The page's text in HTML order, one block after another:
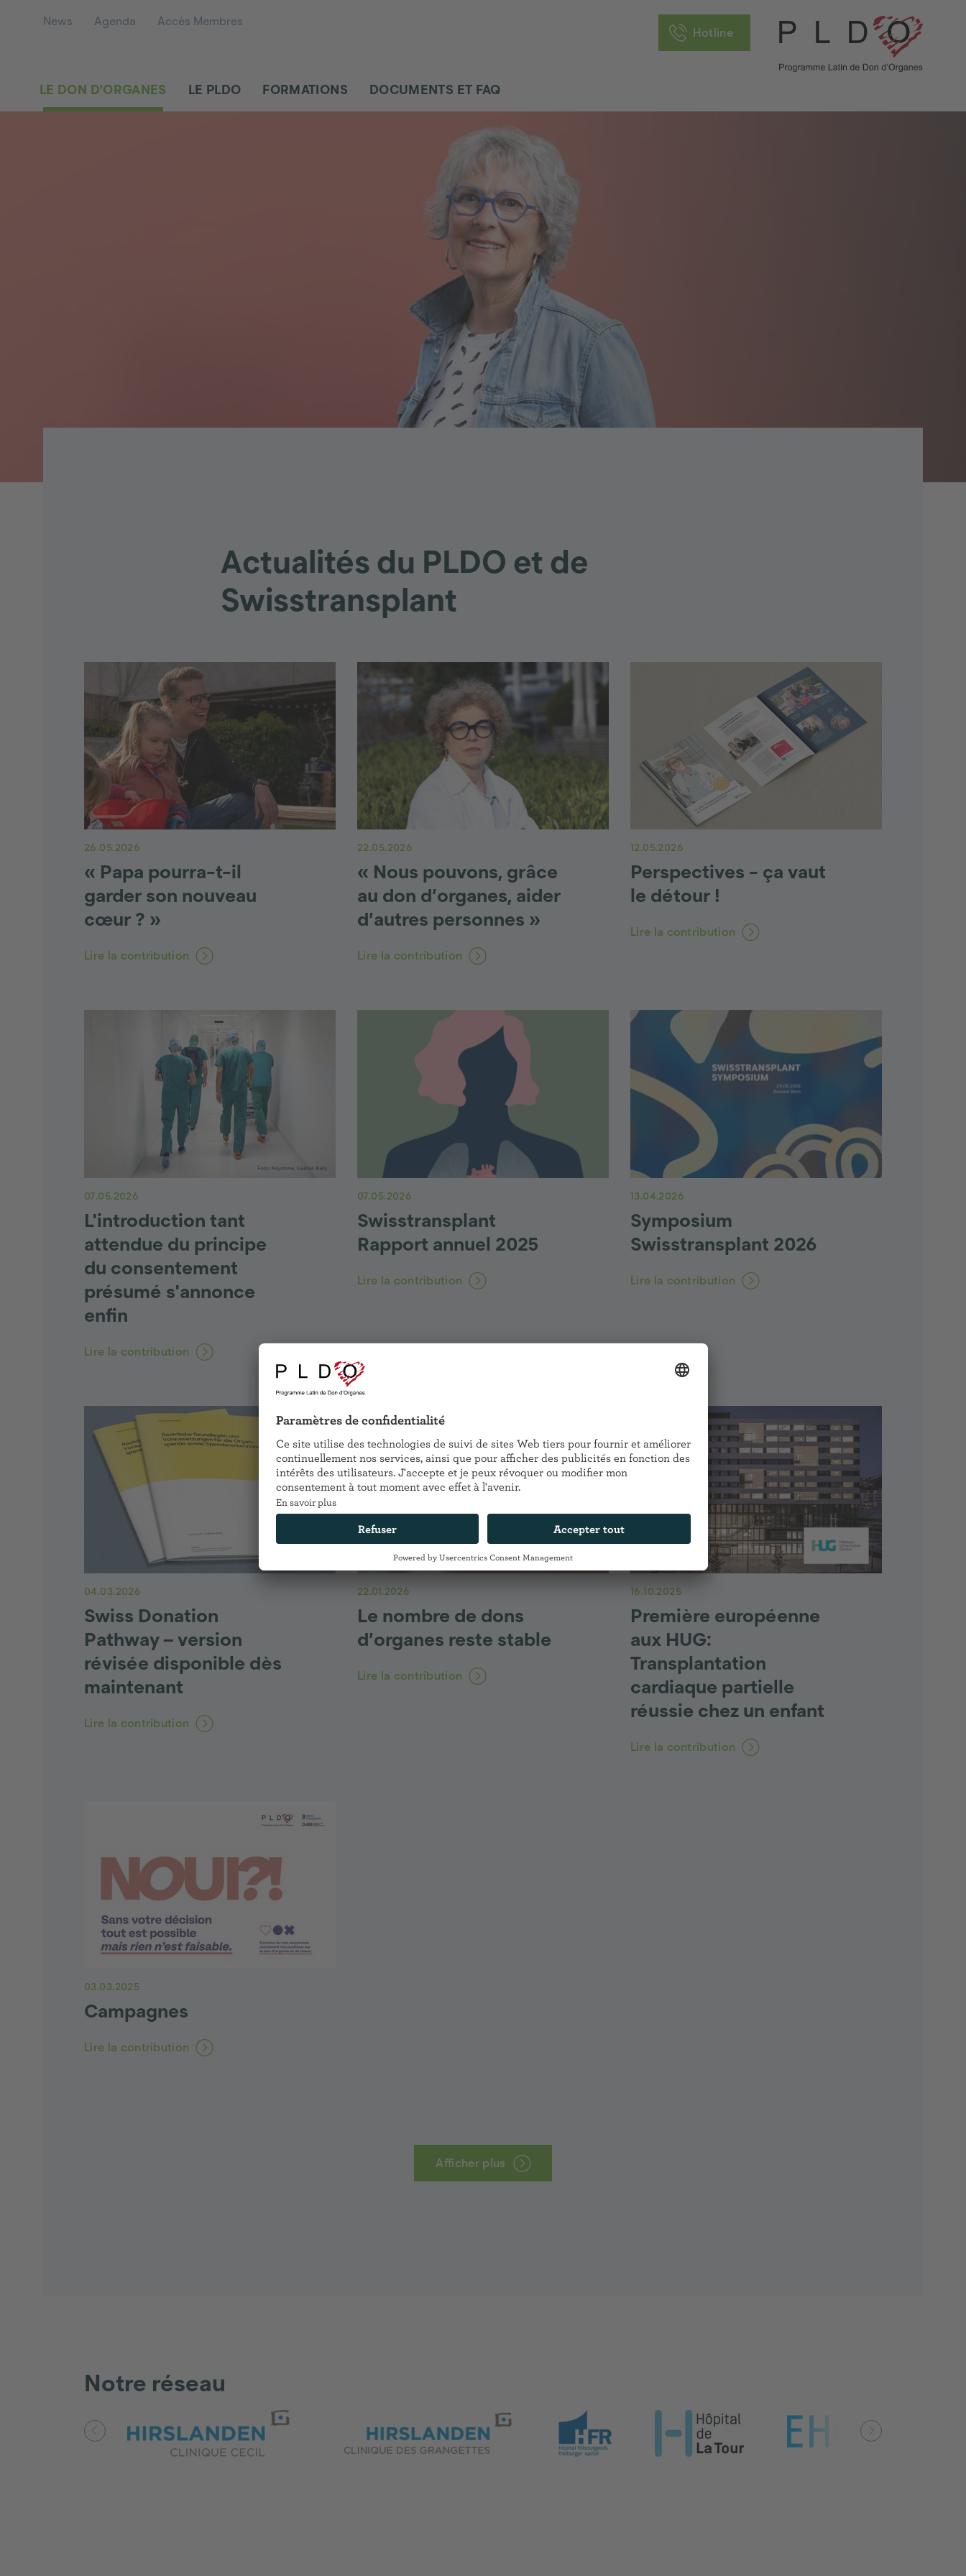
News Agenda
Accès Membres
Hotline
LE DON D'ORGANES LE PLDO FORMATIONS DOCUMENTS ET FAQ
Actualités du PLDO et de
Swisstransplant
26.05.2026
« Papa pourra-t-il
garder son nouveau
cœur ? »
Lire la contribution
22.05.2026
« Nous pouvons, grâce
au don d’organes, aider
d’autres personnes »
Lire la contribution
12.05.2026
Perspectives - ça vaut
le détour !
Lire la contribution
07.05.2026
L'introduction tant
attendue du principe
du consentement
présumé s'annonce
enfin
Lire la contribution
07.05.2026
Swisstransplant
Rapport annuel 2025
Lire la contribution
13.04.2026
Symposium
Swisstransplant 2026
Lire la contribution
04.03.2026
Swiss Donation
Pathway – version
révisée disponible dès
maintenant
Lire la contribution
22.01.2026
Le nombre de dons
d’organes reste stable
Lire la contribution
16.10.2025
Première européenne
aux HUG:
Transplantation
cardiaque partielle
réussie chez un enfant
Lire la contribution
03.03.2025
Campagnes
Lire la contribution
Afficher plus
Notre réseau